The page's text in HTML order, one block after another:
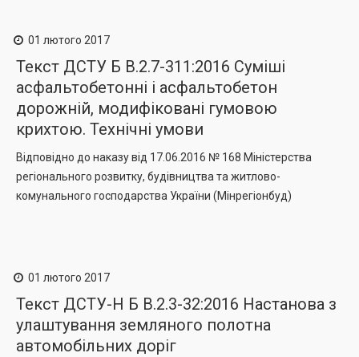
01 лютого 2017
Текст ДСТУ Б В.2.7-311:2016 Суміші
асфальтобетонні і асфальтобетон
дорожній, модифіковані гумовою
крихтою. Технічні умови
Відповідно до наказу від 17.06.2016 № 168 Міністерствa
регіонального розвитку, будівництва та житлово-
комунального господарства України (Мінрегіонбуд)
01 лютого 2017
Текст ДСТУ-Н Б В.2.3-32:2016 Настанова з
улаштування земляного полотна
автомобільних доріг